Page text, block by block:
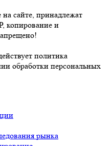
сайте, принадлежат
копирование и
политика
обработки персональных
рынка